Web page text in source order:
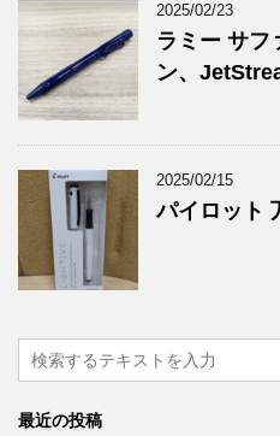
2025/02/23
ラミー サフ
ン、
2025/02/15
パイロット
最近の投稿